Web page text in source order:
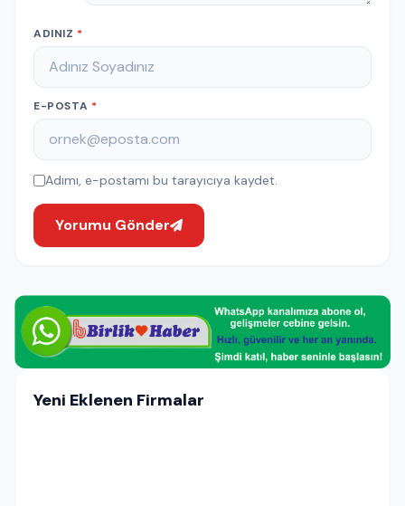
ADINIZ *
E-POSTA *
Adımı, e-postamı bu tarayıcıya kaydet.
Yorumu Gönder
Yeni Eklenen Firmalar